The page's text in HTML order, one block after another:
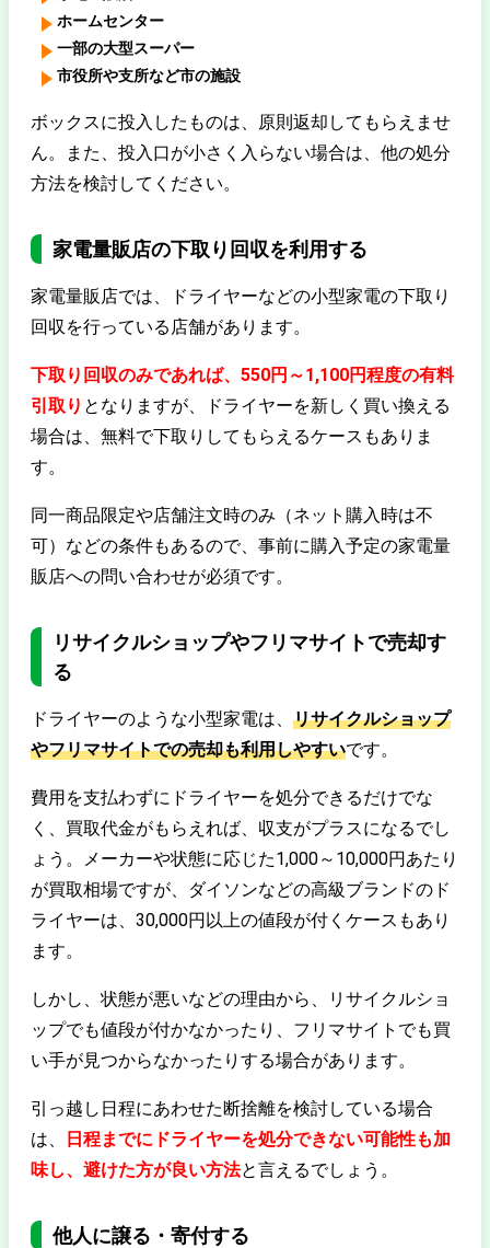
ホームセンター
一部の大型スーパー
市役所や支所など市の施設
ボックスに投入したものは、原則返却してもらえませ
ん。また、投入口が小さく入らない場合は、他の処分
方法を検討してください。
家電量販店の下取り回収を利用する
家電量販店では、ドライヤーなどの小型家電の下取り
回収を行っている店舗があります。
下取り回収のみであれば、550円～1,100円程度の有料
引取り となりますが、ドライヤーを新しく買い換える
場合は、無料で下取りしてもらえるケースもありま
す。
同一商品限定や店舗注文時のみ（ネット購入時は不
可）などの条件もあるので、事前に購入予定の家電量
販店への問い合わせが必須です。
リサイクルショップやフリマサイトで売却す
る
ドライヤーのような小型家電は、 リサイクルショップ
やフリマサイトでの売却も利用しやすいです。
費用を支払わずにドライヤーを処分できるだけでな
く、買取代金がもらえれば、収支がプラスになるでし
ょう。メーカーや状態に応じた1,000～10,000円あたり
が買取相場ですが、ダイソンなどの高級ブランドのド
ライヤーは、30,000円以上の値段が付くケースもあり
ます。
しかし、状態が悪いなどの理由から、リサイクルショ
ップでも値段が付かなかったり、フリマサイトでも買
い手が見つからなかったりする場合があります。
引っ越し日程にあわせた断捨離を検討している場合
は、
日程までにドライヤーを処分できない可能性も加
味し、避けた方が良い方法と言えるでしょう。
他人に譲る・寄付する